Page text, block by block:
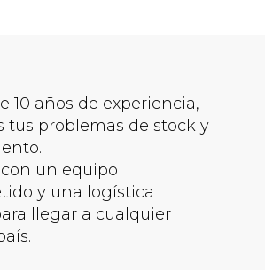
10 años de experiencia,
tus problemas de stock y
un equipo
y una logística
llegar a cualquier